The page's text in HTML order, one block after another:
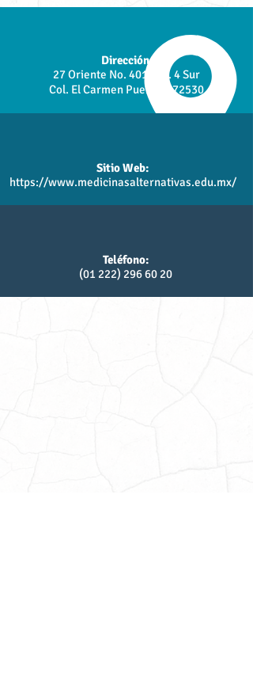
Dirección:
27 Oriente No. 401 Esq. 4 Sur
Col. El Carmen Pue. C.P. 72530
Sitio Web:
https://www.medicinasalternativas.edu.mx/
Teléfono:
(01 222) 296 60 20